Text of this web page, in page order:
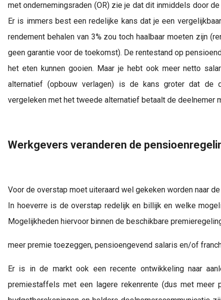
met ondernemingsraden (OR) zie je dat dit inmiddels door
Er is immers best een redelijke kans dat je een
rendement behalen van 3% zou toch haalbaar moeten zijn
geen garantie voor de toekomst). De rentestand op
het eten kunnen gooien. Maar je hebt ook meer netto
alternatief (opbouw verlagen) is de kans groter dat de
vergeleken met het tweede alternatief betaalt de deelnemer
Werkgevers veranderen de
Voor de overstap moet uiteraard wel gekeken worden naar
In hoeverre is de overstap redelijk en billijk en welke
Mogelijkheden hiervoor binnen de beschikbare
meer premie toezeggen, pensioengevend salaris en/of
Er is in de markt ook een recente ontwikkeling naar
premiestaffels met een lagere rekenrente (dus met meer